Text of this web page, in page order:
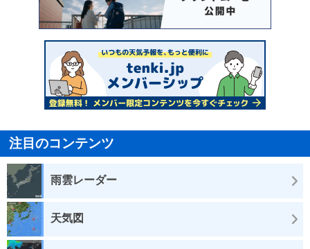
注目のコンテンツ
雨雲レーダー
天気図